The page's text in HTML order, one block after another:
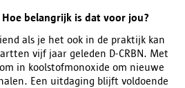
belangrijk is dat voor jou?
als je het ook in de praktijk kan
vijf jaar geleden D-CRBN. Met
in koolstofmonoxide om nieuwe
Een uitdaging blijft voldoende